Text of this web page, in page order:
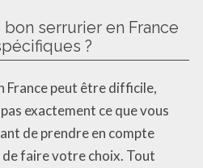
serrurier en France
?
France peut être difficile,
exactement ce que vous
de prendre en compte
faire votre choix. Tout